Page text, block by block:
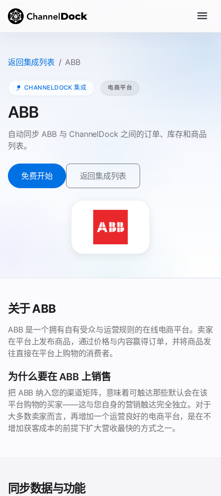
返回集成列表 ABB
CHANNELDOCK 集成 电商平台
ABB
自动同步 ABB 与 ChannelDock 之间的订单、库存和商品
列表。
免费开始 返回集成列表
关于 ABB
ABB 是一个拥有自有受众与运营规则的在线电商平台。卖家
在平台上发布商品，通过价格与内容赢得订单，并将商品发
往直接在平台上购物的消费者。
为什么要在 ABB 上销售
把 ABB 纳入您的渠道矩阵，意味着可触达那些默认会在该
平台购物的买家——这与您自身的营销触达完全独立。对于
大多数卖家而言，再增加一个运营良好的电商平台，是在不
增加获客成本的前提下扩大营收最快的方式之一。
同步数据与功能